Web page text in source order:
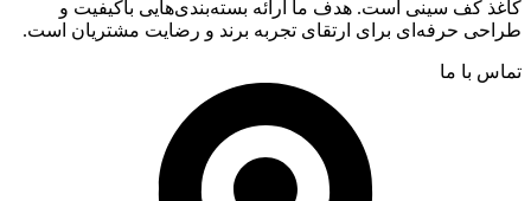
کاغذ کف سینی است. هدف ما ارائه بسته‌بندی‌هایی باکیفیت و
طراحی حرفه‌ای برای ارتقای تجربه برند و رضایت مشتریان است.
تماس با ما